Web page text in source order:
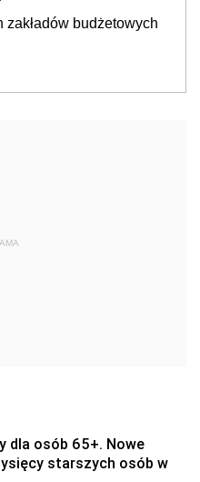
budżetowych
dla osób 65+. Nowe
starszych osób w